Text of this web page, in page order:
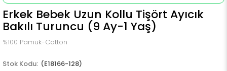
Erkek Bebek Uzun Kollu Tişört Ayıcık
Bakılı Turuncu (9 Ay-1 Yaş)
%100 Pamuk-Cotton
(E18166-128)